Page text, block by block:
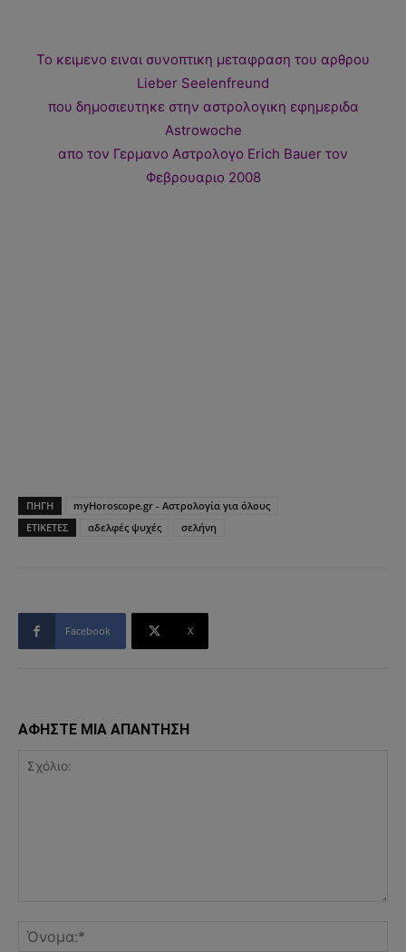
Το κειμενο ειναι συνοπτικη μεταφραση του αρθρου
Lieber Seelenfreund
που δημοσιευτηκε στην αστρολογικη εφημεριδα
Astrowoche
απο τον Γερμανο Αστρολογο Erich Bauer τον
Φεβρουαριο 2008
ΠΗΓΗ
myHoroscope.gr - Αστρολογία για όλους
ΕΤΙΚΕΤΕΣ
αδελφές ψυχές σελήνη
Facebook X
ΑΦΗΣΤΕ ΜΙΑ ΑΠΑΝΤΗΣΗ